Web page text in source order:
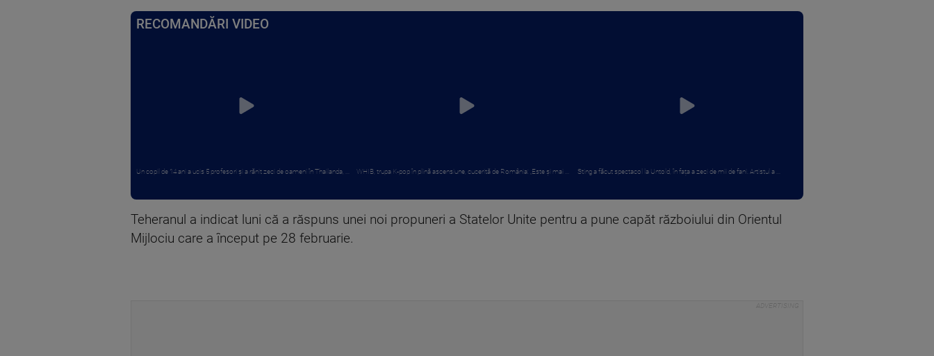
RECOMANDĂRI VIDEO
Un copil de 14 ani a ucis 5 profesori și a rănit zeci de oameni în Thailanda, ... WHIB, trupa K-pop în plină ascensiune, cucerită de România: „Este și mai ... Sting a făcut spectacol la Untold, în fața a zeci de mii de fani. Artistul a ...
Teheranul a indicat luni că a răspuns unei noi propuneri a Statelor Unite pentru a pune capăt războiului din Orientul
Mijlociu care a început pe 28 februarie.